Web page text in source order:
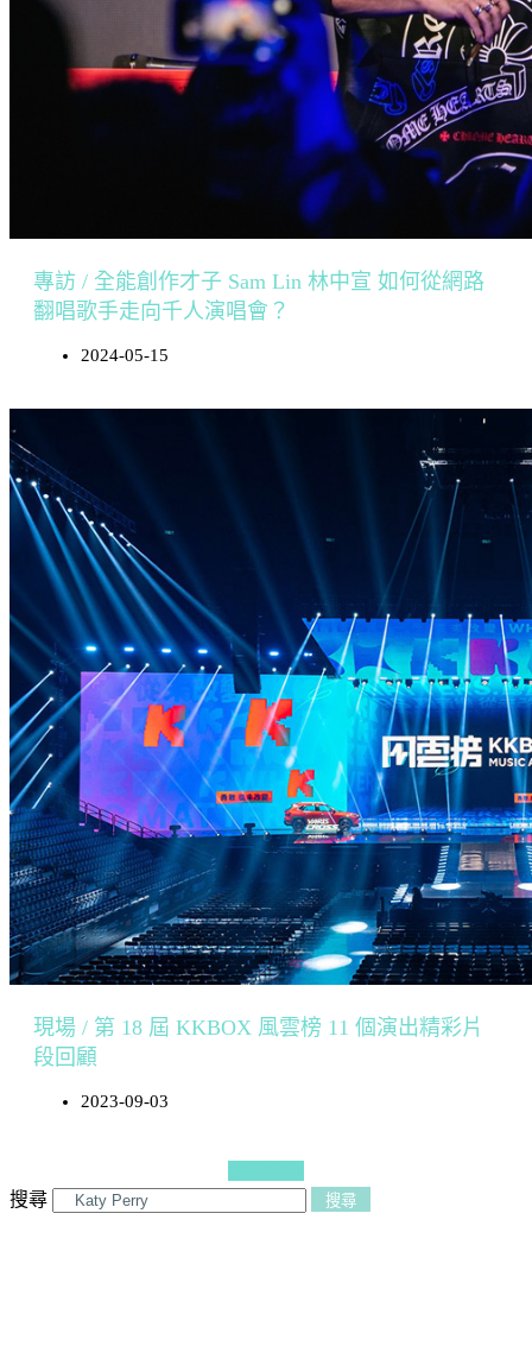
專訪 / 全能創作才子 Sam Lin 林中宣 如何從網路
翻唱歌手走向千人演唱會？
2024-05-15
現場 / 第 18 屆 KKBOX 風雲榜 11 個演出精彩片
段回顧
2023-09-03
搜尋
搜尋